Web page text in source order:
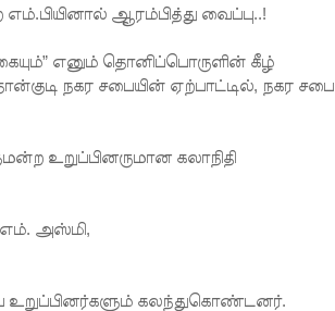
ஆரம்பித்து வைப்பு..!
எனும் தொனிப்பொருளின் கீழ்
நகர சபையின் ஏற்பாட்டில், நகர சபை
உறுப்பினருமான கலாநிதி
அஸ்மி,
உறுப்பினர்களும் கலந்துகொண்டனர்.